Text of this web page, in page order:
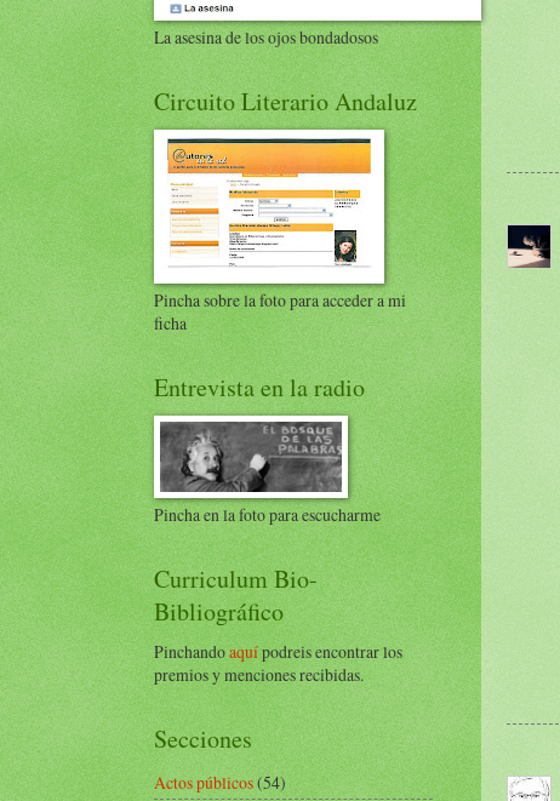
La asesina de los ojos bondadosos
Circuito Literario Andaluz
Pincha sobre la foto para acceder a mi
ficha
Entrevista en la radio
Pincha en la foto para escucharme
Curriculum Bio-
Bibliográfico
Pinchandoaquípodreis encontrar los
premios y menciones recibidas.
Secciones
Actos públicos(54)